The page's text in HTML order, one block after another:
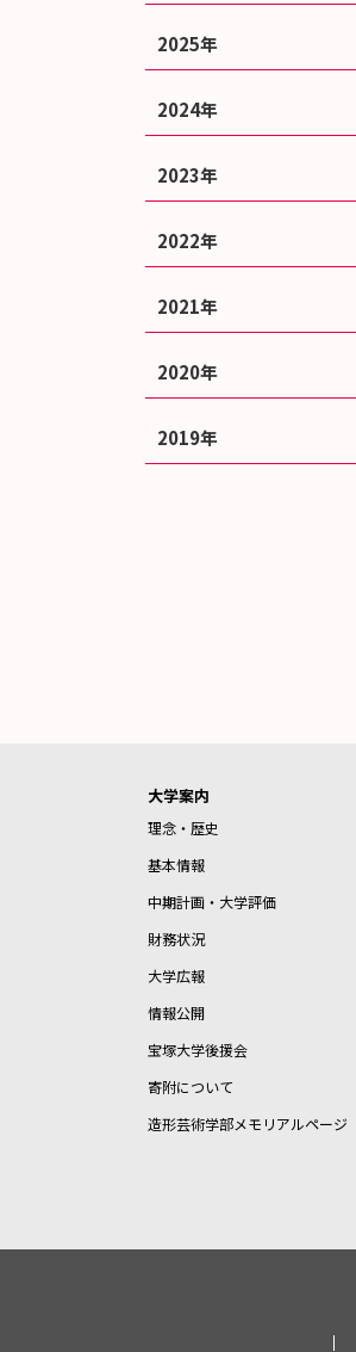
2025年
2024年
2023年
2022年
2021年
2020年
2019年
大学案内
理念・歴史
基本情報
中期計画・大学評価
財務状況
大学広報
情報公開
宝塚大学後援会
寄附について
造形芸術学部メモリアルページ